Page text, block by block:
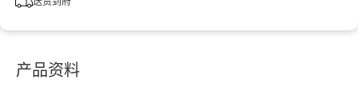
产品资料